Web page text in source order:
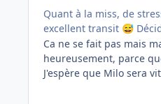
Quant à la miss, de
excellent transit 😅
Ca ne se fait pas mais
heureusement, parce
J'espère que Milo sera